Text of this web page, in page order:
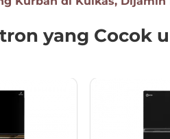
yang Cocok